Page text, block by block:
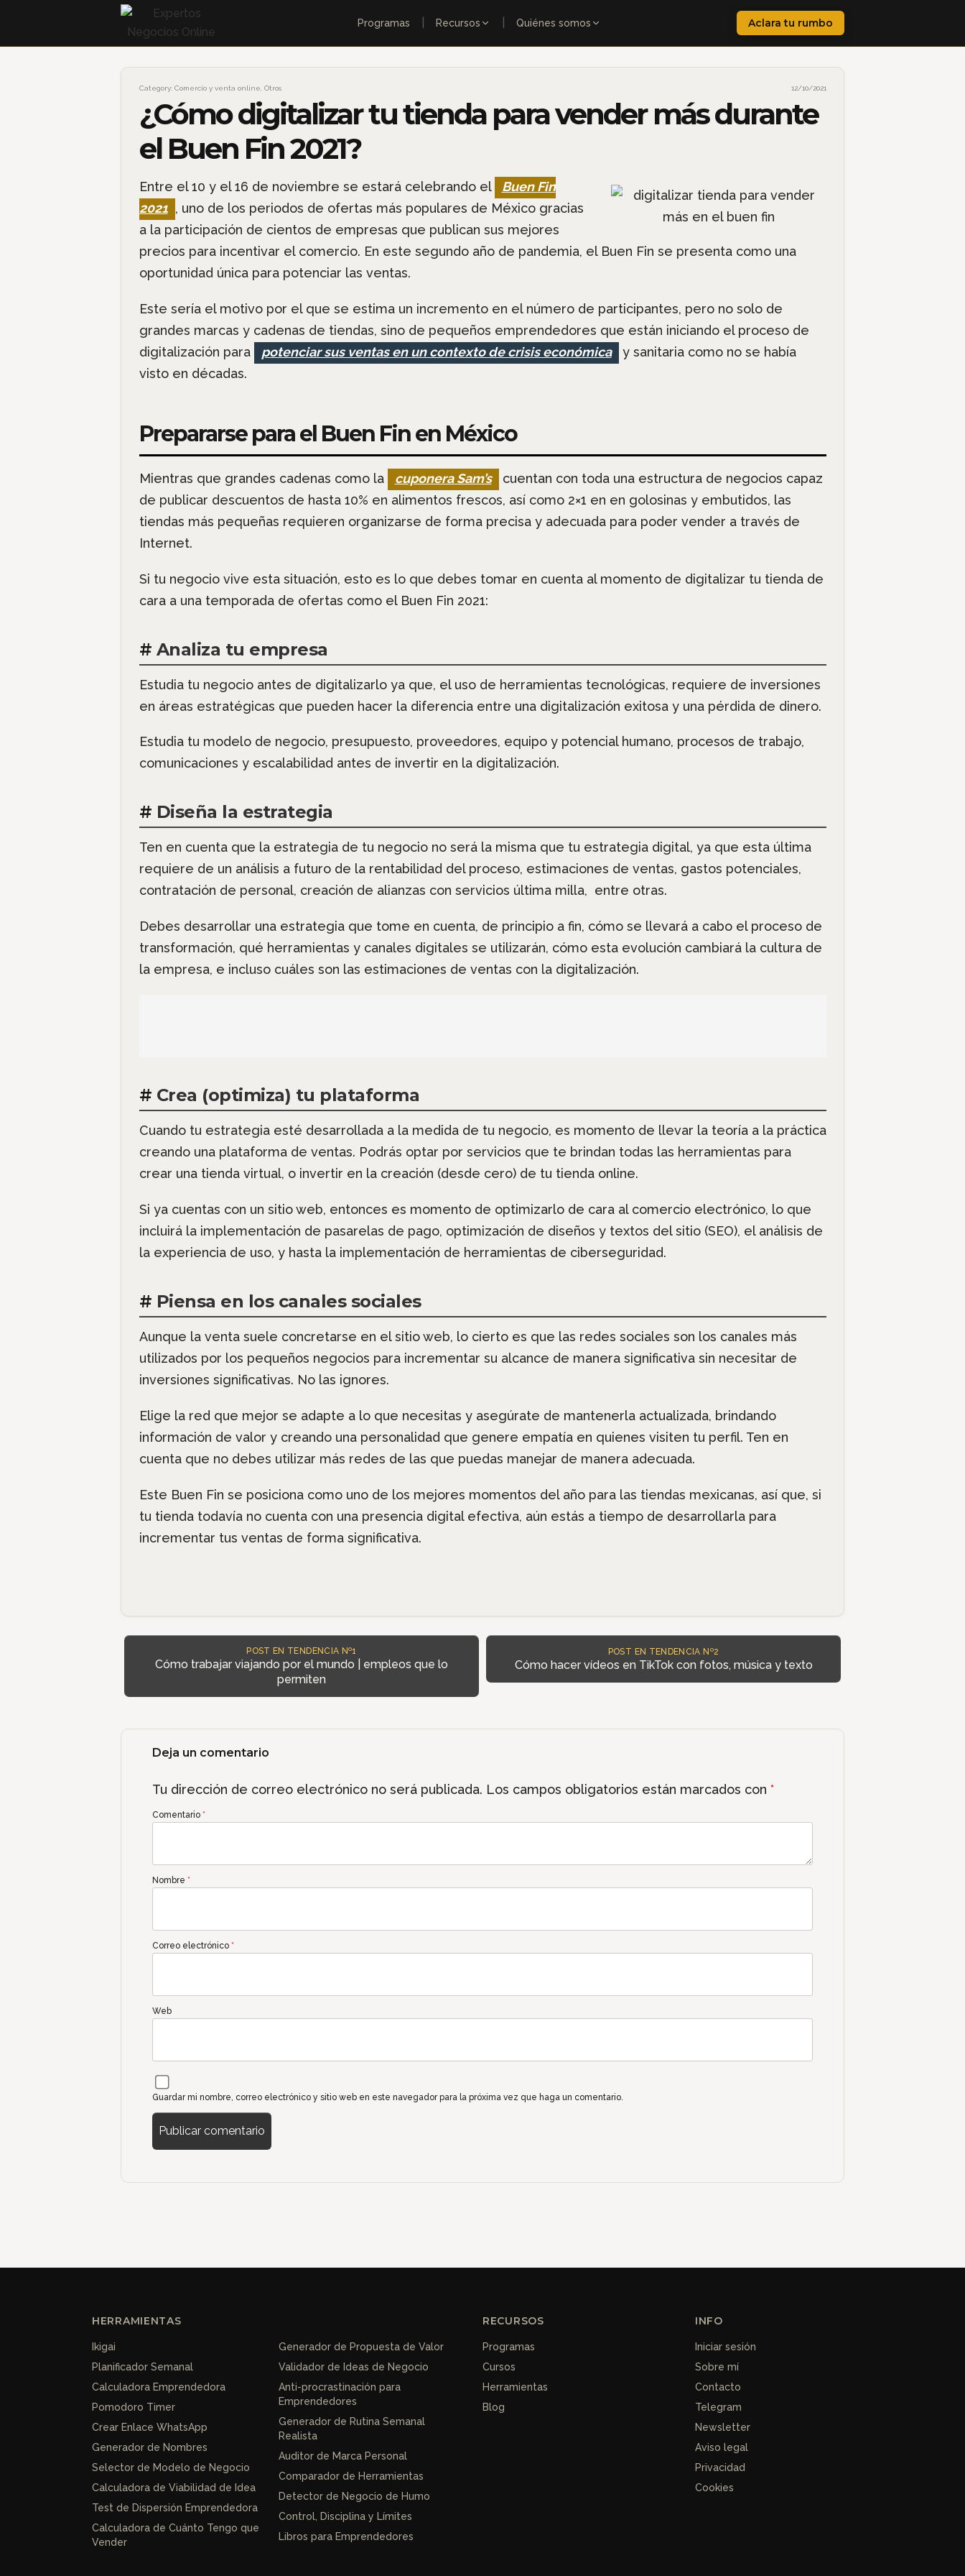
Programas Recursos Quiénes somos Aclara tu rumbo
12/10/2021
Category: Comercio y venta online Otros
¿Cómo digitalizar tu tienda para vender más durante
el Buen Fin 2021?
Entre el 10 y el 16 de noviembre se estará celebrando el
Buen Fin
2021 , uno de los periodos de ofertas más populares de México gracias
a la participación de cientos de empresas que publican sus mejores
precios para incentivar el comercio. En este segundo año de pandemia, el Buen Fin se presenta como una
oportunidad única para potenciar las ventas.
Este sería el motivo por el que se estima un incremento en el número de participantes, pero no solo de
grandes marcas y cadenas de tiendas, sino de pequeños emprendedores que están iniciando el proceso de
digitalización para
potenciar sus ventas en un contexto de crisis económica
y sanitaria como no se había
visto en décadas.
Prepararse para el Buen Fin en México
Mientras que grandes cadenas como la cuponera Sam’s
cuentan con toda una estructura de negocios capaz
de publicar descuentos de hasta 10% en alimentos frescos, así como 2×1 en en golosinas y embutidos, las
tiendas más pequeñas requieren organizarse de forma precisa y adecuada para poder vender a través de
Internet.
Si tu negocio vive esta situación, esto es lo que debes tomar en cuenta al momento de digitalizar tu tienda de
cara a una temporada de ofertas como el Buen Fin 2021:
# Analiza tu empresa
Estudia tu negocio antes de digitalizarlo ya que, el uso de herramientas tecnológicas, requiere de inversiones
en áreas estratégicas que pueden hacer la diferencia entre una digitalización exitosa y una pérdida de dinero.
Estudia tu modelo de negocio, presupuesto, proveedores, equipo y potencial humano, procesos de trabajo,
comunicaciones y escalabilidad antes de invertir en la digitalización.
# Diseña la estrategia
Ten en cuenta que la estrategia de tu negocio no será la misma que tu estrategia digital, ya que esta última
requiere de un análisis a futuro de la rentabilidad del proceso, estimaciones de ventas, gastos potenciales,
contratación de personal, creación de alianzas con servicios última milla, entre otras.
Debes desarrollar una estrategia que tome en cuenta, de principio a fin, cómo se llevará a cabo el proceso de
transformación, qué herramientas y canales digitales se utilizarán, cómo esta evolución cambiará la cultura de
la empresa, e incluso cuáles son las estimaciones de ventas con la digitalización.
# Crea (optimiza) tu plataforma
Cuando tu estrategia esté desarrollada a la medida de tu negocio, es momento de llevar la teoría a la práctica
creando una plataforma de ventas. Podrás optar por servicios que te brindan todas las herramientas para
crear una tienda virtual, o invertir en la creación (desde cero) de tu tienda online.
Si ya cuentas con un sitio web, entonces es momento de optimizarlo de cara al comercio electrónico, lo que
incluirá la implementación de pasarelas de pago, optimización de diseños y textos del sitio (SEO), el análisis de
la experiencia de uso, y hasta la implementación de herramientas de ciberseguridad.
# Piensa en los canales sociales
Aunque la venta suele concretarse en el sitio web, lo cierto es que las redes sociales son los canales más
utilizados por los pequeños negocios para incrementar su alcance de manera significativa sin necesitar de
inversiones significativas. No las ignores.
Elige la red que mejor se adapte a lo que necesitas y asegúrate de mantenerla actualizada, brindando
información de valor y creando una personalidad que genere empatía en quienes visiten tu perfil. Ten en
cuenta que no debes utilizar más redes de las que puedas manejar de manera adecuada.
Este Buen Fin se posiciona como uno de los mejores momentos del año para las tiendas mexicanas, así que, si
tu tienda todavía no cuenta con una presencia digital efectiva, aún estás a tiempo de desarrollarla para
incrementar tus ventas de forma significativa.
POST EN TENDENCIA Nº1
Cómo trabajar viajando por el mundo | empleos que lo
permiten
POST EN TENDENCIA Nº2
Cómo hacer vídeos en TikTok con fotos, música y texto
Deja un comentario
Tu dirección de correo electrónico no será publicada. Los campos obligatorios están marcados con*
Comentario *
Nombre *
Correo electrónico *
Web
Guardar mi nombre, correo electrónico y sitio web en este navegador para la próxima vez que haga un comentario.
HERRAMIENTAS
Ikigai
Planificador Semanal
Calculadora Emprendedora
Pomodoro Timer
Crear Enlace WhatsApp
Generador de Nombres
Selector de Modelo de Negocio
Calculadora de Viabilidad de Idea
Test de Dispersión Emprendedora
Calculadora de Cuánto Tengo que
Vender
Generador de Propuesta de Valor
Validador de Ideas de Negocio
Anti-procrastinación para
Emprendedores
Generador de Rutina Semanal
Realista
Auditor de Marca Personal
Comparador de Herramientas
Detector de Negocio de Humo
Control, Disciplina y Límites
Libros para Emprendedores
RECURSOS
Programas
Cursos
Herramientas
Blog
INFO
Iniciar sesión
Sobre mí
Contacto
Telegram
Newsletter
Aviso legal
Privacidad
Cookies